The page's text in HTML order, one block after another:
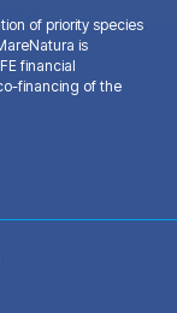
of priority species
is
financial
financing of the